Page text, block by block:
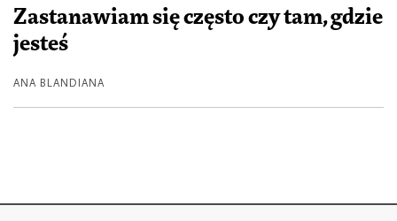
Zastanawiam się często czy tam, gdzie
jesteś
ANA BLANDIANA